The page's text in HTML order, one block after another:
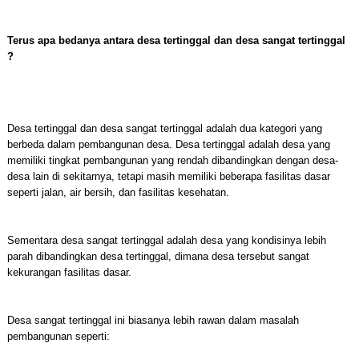
Terus apa bedanya antara desa tertinggal dan desa sangat tertinggal
?
Desa tertinggal dan desa sangat tertinggal adalah dua kategori yang
berbeda dalam pembangunan desa. Desa tertinggal adalah desa yang
memiliki tingkat pembangunan yang rendah dibandingkan dengan desa-
desa lain di sekitarnya, tetapi masih memiliki beberapa fasilitas dasar
seperti jalan, air bersih, dan fasilitas kesehatan.
Sementara desa sangat tertinggal adalah desa yang kondisinya lebih
parah dibandingkan desa tertinggal, dimana desa tersebut sangat
kekurangan fasilitas dasar.
Desa sangat tertinggal ini biasanya lebih rawan dalam masalah
pembangunan seperti: